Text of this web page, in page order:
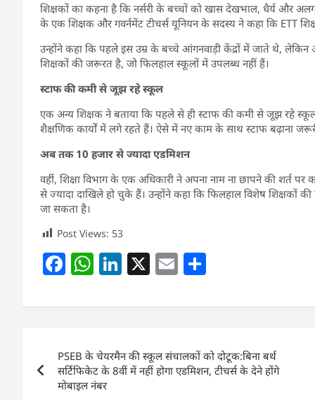
शिक्षकों का कहना है कि नर्सरी के बच्चों को खास देखभाल, धैर्य और
के एक शिक्षक और गवर्नमेंट टीचर्स यूनियन के सदस्य ने कहा कि ETT
उन्होंने कहा कि पहले इस उम्र के बच्चे आंगनवाड़ी केंद्रों में जाते थे,
शिक्षकों की जरूरत है, जो फिलहाल स्कूलों में उपलब्ध नहीं हैं।
स्टाफ की कमी से जूझ रहे स्कूल
एक अन्य शिक्षक ने बताया कि पहले से ही स्टाफ की कमी से जूझ रहे
शैक्षणिक कार्यों में लगे रहते हैं। ऐसे में नए काम के साथ स्टाफ बढ़ाना जरूरी
अब तक 10 हजार से ज्यादा एडमिशन
वहीं, शिक्षा विभाग के एक अधिकारी ने अपना नाम ना छापने की शर्त
से ज्यादा दाखिले हो चुके हैं। उन्होंने कहा कि फिलहाल विशेष शिक्षकों
जा सकता है।
Post Views: 53
F
c
b
o
W
at
A
p
Li
k
dI
n
X E
ai ar
navigation
PSEB के चेयरमैन की स्कूल संचालकों को दोटूक:बिना बर्थ
सर्टिफिकेट के 8वीं में नहीं होगा एडमिशन, टीचर्स के देने होंगे
मोबाइल नंबर